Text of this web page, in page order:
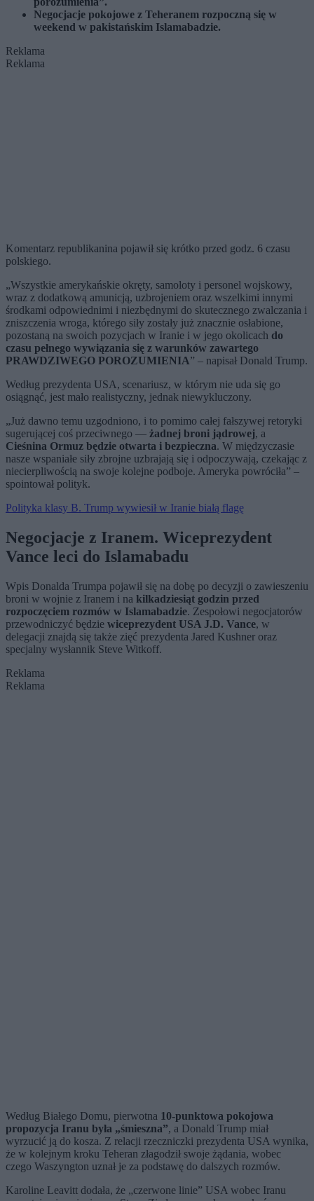
Negocjacje pokojowe z Teheranem rozpoczną się w
weekend w pakistańskim Islamabadzie.
Reklama
Reklama
Komentarz republikanina pojawił się krótko przed godz. 6 czasu
polskiego.
„Wszystkie amerykańskie okręty, samoloty i personel wojskowy,
wraz z dodatkową amunicją, uzbrojeniem oraz wszelkimi innymi
środkami odpowiednimi i niezbędnymi do skutecznego zwalczania i
zniszczenia wroga, którego siły zostały już znacznie osłabione,
pozostaną na swoich pozycjach w Iranie i w jego okolicach do
czasu pełnego wywiązania się z warunków zawartego
PRAWDZIWEGO POROZUMIENIA” – napisał Donald Trump.
Według prezydenta USA, scenariusz, w którym nie uda się go
osiągnąć, jest mało realistyczny, jednak niewykluczony.
„Już dawno temu uzgodniono, i to pomimo całej fałszywej retoryki
sugerującej coś przeciwnego — żadnej broni jądrowej, a
Cieśnina Ormuz będzie otwarta i bezpieczna. W międzyczasie
nasze wspaniałe siły zbrojne uzbrajają się i odpoczywają, czekając z
niecierpliwością na swoje kolejne podboje. Ameryka powróciła” –
spointował polityk.
Polityka klasy B. Trump wywiesił w Iranie białą flagę
Negocjacje z Iranem. Wiceprezydent
Vance leci do Islamabadu
Wpis Donalda Trumpa pojawił się na dobę po decyzji o zawieszeniu
broni w wojnie z Iranem i na kilkadziesiąt godzin przed
rozpoczęciem rozmów w Islamabadzie. Zespołowi negocjatorów
przewodniczyć będzie wiceprezydent USA J.D. Vance, w
delegacji znajdą się także zięć prezydenta Jared Kushner oraz
specjalny wysłannik Steve Witkoff.
Reklama
Reklama
Według Białego Domu, pierwotna 10-punktowa pokojowa
propozycja Iranu była „śmieszna”, a Donald Trump miał
wyrzucić ją do kosza. Z relacji rzeczniczki prezydenta USA wynika,
że w kolejnym kroku Teheran złagodził swoje żądania, wobec
czego Waszyngton uznał je za podstawę do dalszych rozmów.
Karoline Leavitt dodała, że „czerwone linie” USA wobec Iranu